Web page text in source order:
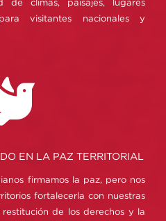
de climas, paisajes, lugares
visitantes nacionales y
EN LA PAZ TERRITORIAL
firmamos la paz, pero nos
fortalecerla con nuestras
de los derechos y la